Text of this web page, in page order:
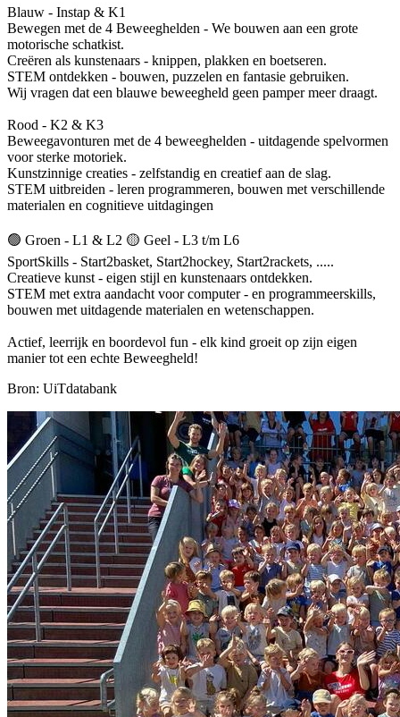
Blauw - Instap & K1
Bewegen met de 4 Beweeghelden - We bouwen aan een grote
motorische schatkist.
Creëren als kunstenaars - knippen, plakken en boetseren.
STEM ontdekken - bouwen, puzzelen en fantasie gebruiken.
Wij vragen dat een blauwe beweegheld geen pamper meer draagt.
Rood - K2 & K3
Beweegavonturen met de 4 beweeghelden - uitdagende spelvormen
voor sterke motoriek.
Kunstzinnige creaties - zelfstandig en creatief aan de slag.
STEM uitbreiden - leren programmeren, bouwen met verschillende
materialen en cognitieve uitdagingen
🟢 Groen - L1 & L2 🟡 Geel - L3 t/m L6
SportSkills - Start2basket, Start2hockey, Start2rackets, .....
Creatieve kunst - eigen stijl en kunstenaars ontdekken.
STEM met extra aandacht voor computer - en programmeerskills,
bouwen met uitdagende materialen en wetenschappen.
Actief, leerrijk en boordevol fun - elk kind groeit op zijn eigen
manier tot een echte Beweegheld!
Bron: UiTdatabank